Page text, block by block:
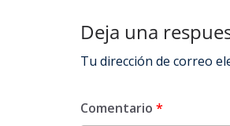
Deja una
Tu dirección de correo
Comentario *